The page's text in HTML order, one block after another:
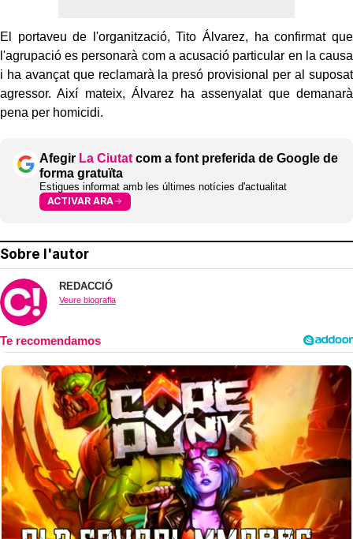
El portaveu de l'organització, Tito Álvarez, ha confirmat que
l'agrupació es personarà com a acusació particular en la causa
i ha avançat que reclamarà la presó provisional per al suposat
agressor. Així mateix, Álvarez ha assenyalat que demanarà
pena per homicidi.
Afegir La Ciutat com a font preferida de Google de
forma gratuïta
Estigues informat amb les últimes notícies d'actualitat
ACTIVAR ARA
Sobre l'autor
REDACCIÓ
Veure biografia